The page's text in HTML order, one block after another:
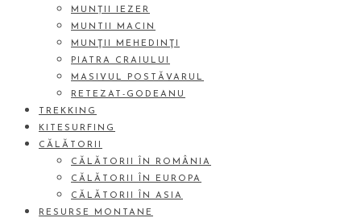
MUNȚII IEZER
MUNTII MACIN
MUNŢII MEHEDINŢI
PIATRA CRAIULUI
MASIVUL POSTĂVARUL
RETEZAT-GODEANU
TREKKING
KITESURFING
CĂLĂTORII
CĂLĂTORII ÎN ROMÂNIA
CĂLĂTORII ÎN EUROPA
CĂLĂTORII ÎN ASIA
RESURSE MONTANE